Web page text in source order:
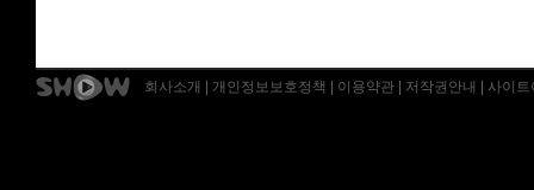
회사소개 | 개인정보보호정책 | 이용약관 | 저작권안내 | 사이